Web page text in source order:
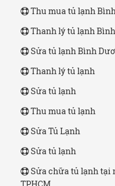
Thu mua tủ lạnh
Thanh lý tủ lạnh
Sửa tủ lạnh Bình
Thanh lý tủ lạnh
Sửa tủ lạnh
Thu mua tủ lạnh
Sửa Tủ Lạnh
Sửa tủ lạnh
Sửa chữa tủ lạnh tại